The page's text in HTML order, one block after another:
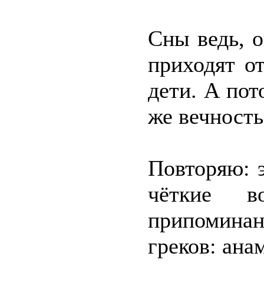
Сны ведь,
приходят
дети. А
же
Повторяю:
чёткие
греков: